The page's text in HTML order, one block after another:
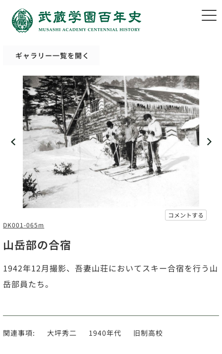
ギャラリー一覧を開く
コメントする
DK001-065m
山岳部の合宿
1942年12月撮影、吾妻山荘においてスキー合宿を行う山
岳部員たち。
関連事項: 大坪秀二 1940年代 旧制高校